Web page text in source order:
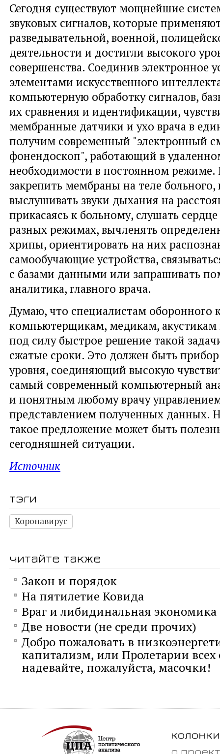
Сегодня существуют мощнейшие
звуковых сигналов, которые
разведывательной, военной,
деятельности и достигли высокого
совершенства. Соединив электронное
элементами искусственного
компьютерную обработку сигналов,
их сравнения и идентификации,
мембранные датчики и ухо врача в
получим современный "электронный
фонендоскоп", работающий в
необходимости в постоянном
закрепить мембраны на теле
выслушивать звуки дыхания на
прикасаясь к больному, слушать
разных режимах, вычленять
хрипы, ориентировать на них
самообучающие устройства,
с базами данными или запрашивать
аналитика, главного врача.
Думаю, что специалистам оборонного
компьютерщикам, медикам,
под силу быстрое решение такой
сжатые сроки. Это должен быть
уровня, соединяющий высокую
самый современный компьютерный
и понятным любому врачу
представлением полученных данных.
такое предложение может быть
сегодняшней ситуации.
Источник
тэги
Коронавирус
читайте также
Закон и порядок
На пятилетие Ковида
Враг и либидинальная экономика
Две новости (не среди прочих)
Добро пожаловать в
капитализм, или Пролетарии всех
надевайте, пожалуйста, масочки!
колонки